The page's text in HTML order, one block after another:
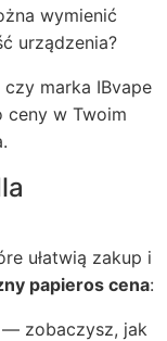
wymienić
urządzenia?
marka IBvape
ceny w Twoim
ułatwią zakup i
papieros cena:
— zobaczysz, jak